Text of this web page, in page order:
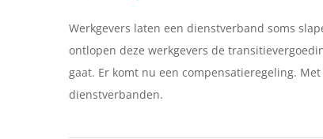
Werkgevers laten een dienstverband soms
ontlopen deze werkgevers de
gaat. Er komt nu een compensatieregeling.
dienstverbanden.